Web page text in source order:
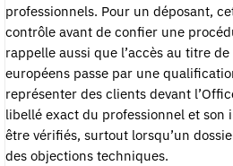
professionnels. Pour un déposant,
contrôle avant de confier une
rappelle aussi que l’accès au titre
européens passe par une
représenter des clients devant
libellé exact du professionnel et son
être vérifiés, surtout lorsqu’un
des objections techniques.